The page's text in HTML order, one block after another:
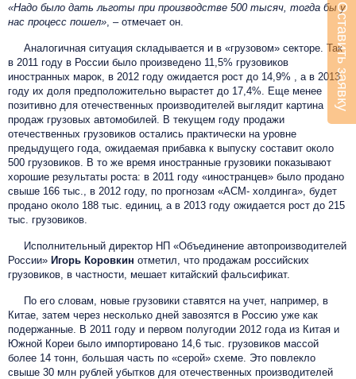
«Надо было дать льготы при производстве 500 тысяч, тогда бы у
нас процесс пошел» , – отмечает он.
Аналогичная ситуация складывается и в «грузовом» секторе. Так
в 2011 году в России было произведено 11,5% грузовиков
иностранных марок, в 2012 году ожидается рост до 14,9% , а в 2013
году их доля предположительно вырастет до 17,4%. Еще менее
позитивно для отечественных производителей выглядит картина
продаж грузовых автомобилей. В текущем году продажи
отечественных грузовиков остались практически на уровне
предыдущего года, ожидаемая прибавка к выпуску составит около
500 грузовиков. В то же время иностранные грузовики показывают
хорошие результаты роста: в 2011 году «иностранцев» было продано
свыше 166 тыс., в 2012 году, по прогнозам «АСМ- холдинга», будет
продано около 188 тыс. единиц, а в 2013 году ожидается рост до 215
тыс. грузовиков.
Исполнительный директор НП «Объединение автопроизводителей
России» Игорь Коровкин отметил, что продажам российских
грузовиков, в частности, мешает китайский фальсификат.
По его словам, новые грузовики ставятся на учет, например, в
Китае, затем через несколько дней завозятся в Россию уже как
подержанные. В 2011 году и первом полугодии 2012 года из Китая и
Южной Кореи было импортировано 14,6 тыс. грузовиков массой
более 14 тонн, большая часть по «серой» схеме. Это повлекло
свыше 30 млн рублей убытков для отечественных производителей
Оставить заявку